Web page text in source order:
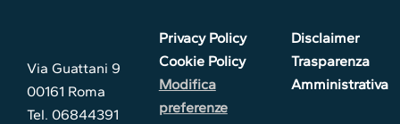
Via Guattani 9
00161 Roma
Tel. 06844391
Privacy Policy
Cookie Policy
Modifica
preferenze
Disclaimer
Trasparenza
Amministrativa